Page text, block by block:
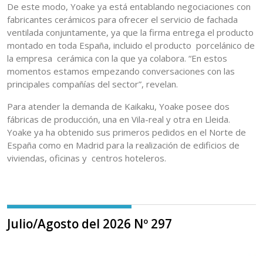
De este modo, Yoake ya está entablando negociaciones con
fabricantes cerámicos para ofrecer el servicio de fachada
ventilada conjuntamente, ya que la firma entrega el producto
montado en toda España, incluido el producto porcelánico de
la empresa cerámica con la que ya colabora. “En estos
momentos estamos empezando conversaciones con las
principales compañías del sector”, revelan.
Para atender la demanda de Kaikaku, Yoake posee dos
fábricas de producción, una en Vila-real y otra en Lleida.
Yoake ya ha obtenido sus primeros pedidos en el Norte de
España como en Madrid para la realización de edificios de
viviendas, oficinas y centros hoteleros.
Julio/Agosto del 2026 Nº 297